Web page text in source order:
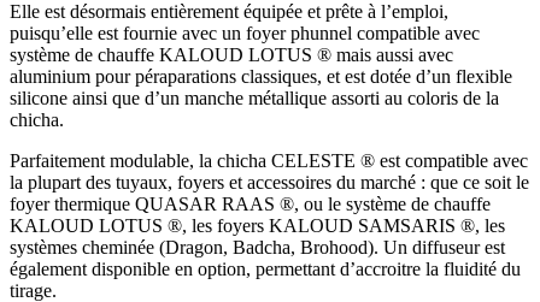
Elle est désormais entièrement équipée et prête à l’emploi,
puisqu’elle est fournie avec un foyer phunnel compatible avec
système de chauffe KALOUD LOTUS ® mais aussi avec
aluminium pour péraparations classiques, et est dotée d’un flexible
silicone ainsi que d’un manche métallique assorti au coloris de la
chicha.
Parfaitement modulable, la chicha CELESTE ® est compatible avec
la plupart des tuyaux, foyers et accessoires du marché : que ce soit le
foyer thermique QUASAR RAAS ®, ou le système de chauffe
KALOUD LOTUS ®, les foyers KALOUD SAMSARIS ®, les
systèmes cheminée (Dragon, Badcha, Brohood). Un diffuseur est
également disponible en option, permettant d’accroitre la fluidité du
tirage.